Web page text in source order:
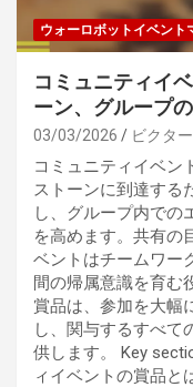
ウォーロボットイベント
コミュニティイ
ーン、グループ
03/03/2026 ビクタ
コミュニティイベン
ストーンに到達する
し、グループ内での
を高めます。共有の
ベントはチームワー
間の帰属意識を育む
賞品は、参加を大幅
し、関与するすべて
供します。 Key
ィイベントの賞品と